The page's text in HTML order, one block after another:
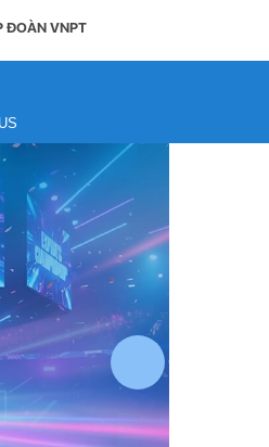
ĐOÀN VNPT